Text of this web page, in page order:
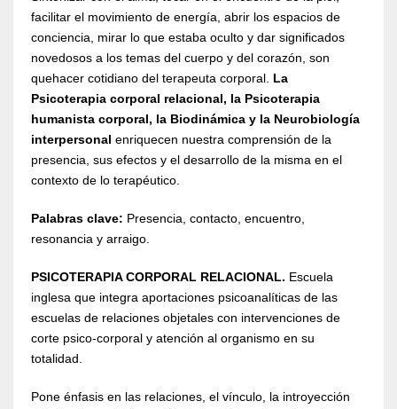
facilitar el movimiento de energía, abrir los espacios de
conciencia, mirar lo que estaba oculto y dar significados
novedosos a los temas del cuerpo y del corazón, son
quehacer cotidiano del terapeuta corporal. La
Psicoterapia corporal relacional, la Psicoterapia
humanista corporal, la Biodinámica y la Neurobiología
interpersonal enriquecen nuestra comprensión de la
presencia, sus efectos y el desarrollo de la misma en el
contexto de lo terapéutico.
Palabras clave: Presencia, contacto, encuentro,
resonancia y arraigo.
PSICOTERAPIA CORPORAL RELACIONAL. Escuela
inglesa que integra aportaciones psicoanalíticas de las
escuelas de relaciones objetales con intervenciones de
corte psico-corporal y atención al organismo en su
totalidad.
Pone énfasis en las relaciones, el vínculo, la introyección